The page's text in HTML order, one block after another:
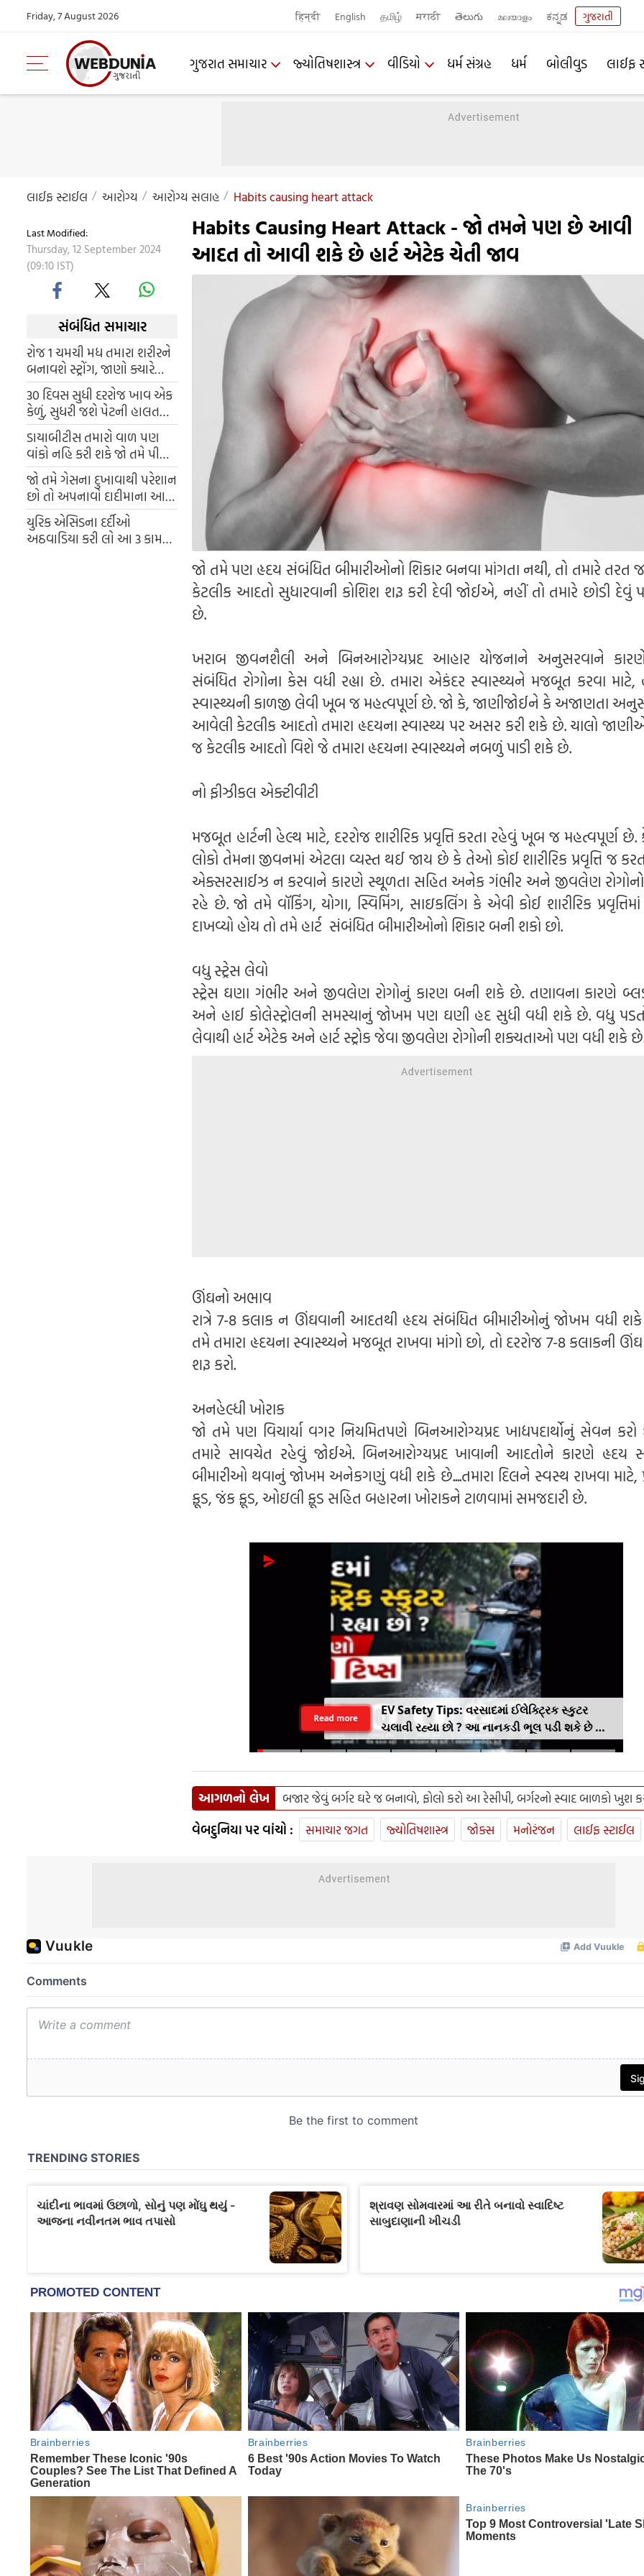
Friday, 7 August 2026 हिन्दी English தமிழ் मराठी తెలుగు മലയാളം ಕನ್ನಡ ગુજરાતી
ગુજરાત સમાચાર જ્યોતિષશાસ્ત્ર વીડિયો ધર્મ સંગ્રહ ધર્મ બોલીવુડ લાઈફ
લાઈફ સ્ટાઈલ આરોગ્ય આરોગ્ય સલાહ Habits causing heart attack
Last Modified:
Thursday, 12 September 2024
(09:10 IST)
સંબંધિત સમાચાર
રોજ 1 ચમચી મધ તમારા શરીરને
બનાવશે સ્ટ્રોંગ, જાણો ક્યારે
અને કેવી રીતે ખાવું?
30 દિવસ સુધી દરરોજ ખાવ એક
કેળું, સુધરી જશે પેટની હાલત
અને અનેક રોગો થશે દૂર
ડાયાબીટીસ તમારો વાળ પણ
વાંકો નહિ કરી શકે જો તમે પીશો
આ કાઢો, કંટ્રોલમાં રહેશે બ્લડ
શુગર લેવલ
જો તમે ગેસના દુખાવાથી પરેશાન
છો તો અપનાવો દાદીમાના આ
ઘરેલું ઉપાય
યુરિક એસિડના દર્દીઓ
અઠવાડિયા કરી લો આ 3 કામ
Habits Causing Heart Attack - જો તમને પણ છે આવી
આદત તો આવી શકે છે હાર્ટ એટેક ચેતી જાવ
જો તમે પણ હૃદય સંબંધિત બીમારીઓનો શિકાર બનવા માંગતા નથી, તો તમારે તરત જ
કેટલીક આદતો સુધારવાની કોશિશ શરૂ કરી દેવી જોઈએ, નહીં તો તમારે છોડી દેવું
છે.
ખરાબ જીવનશૈલી અને બિનઆરોગ્યપ્રદ આહાર યોજનાને અનુસરવાને
સંબંધિત રોગોના કેસ વધી રહ્યા છે. તમારા એકંદર સ્વાસ્થ્યને મજબૂત કરવા માટે,
સ્વાસ્થ્યની કાળજી લેવી ખૂબ જ મહત્વપૂર્ણ છે. જો કે, જાણીજોઈને કે અજાણતા
આવેલી કેટલીક આદતો તમારા હૃદયના સ્વાસ્થ્ય પર અસર કરી શકે છે. ચાલો
જ કેટલીક આદતો વિશે જે તમારા હૃદયના સ્વાસ્થ્યને નબળું પાડી શકે છે.
નો ફીઝીકલ એક્ટીવીટી
મજબૂત હાર્ટની હેલ્થ માટે, દરરોજ શારીરિક પ્રવૃત્તિ કરતા રહેવું ખૂબ જ મહત્વપૂર્ણ છે.
લોકો તેમના જીવનમાં એટલા વ્યસ્ત થઈ જાય છે કે તેઓ કોઈ શારીરિક પ્રવૃત્તિ જ
એક્સરસાઈઝ ન કરવાને કારણે સ્થૂળતા સહિત અનેક ગંભીર અને જીવલેણ
રહે છે. જો તમે વૉકિંગ, યોગા, સ્વિમિંગ, સાઇકલિંગ કે એવી કોઈ શારીરિક
દાખવ્યો હોય તો તમે હાર્ટ સંબંધિત બીમારીઓનો શિકાર બની શકો છો.
વધુ સ્ટ્રેસ લેવો
સ્ટ્રેસ ઘણા ગંભીર અને જીવલેણ રોગોનું કારણ બની શકે છે. તણાવના કારણે
અને હાઈ કોલેસ્ટ્રોલની સમસ્યાનું જોખમ પણ ઘણી હદ સુધી વધી શકે છે. વધુ
લેવાથી હાર્ટ એટેક અને હાર્ટ સ્ટ્રોક જેવા જીવલેણ રોગોની શક્યતાઓ પણ વધી શકે
ઊંઘનો અભાવ
રાત્રે 7-8 કલાક ન ઊંઘવાની આદતથી હૃદય સંબંધિત બીમારીઓનું જોખમ વધી
તમે તમારા હૃદયના સ્વાસ્થ્યને મજબૂત રાખવા માંગો છો, તો દરરોજ 7-8 કલાકની
શરૂ કરો.
અનહેલ્ધી ખોરાક
જો તમે પણ વિચાર્યા વગર નિયમિતપણે બિનઆરોગ્યપ્રદ ખાદ્યપદાર્થોનું સેવન કરો
તમારે સાવચેત રહેવું જોઈએ. બિનઆરોગ્યપ્રદ ખાવાની આદતોને કારણે હૃદય
બીમારીઓ થવાનું જોખમ અનેકગણું વધી શકે છે....તમારા દિલને સ્વસ્થ રાખવા માટે,
ફૂડ, જંક ફૂડ, ઓઇલી ફૂડ સહિત બહારના ખોરાકને ટાળવામાં સમજદારી છે.
EV Safety Tips: વરસાદમાં ઈલેક્ટ્રિક સ્કુટર
ચલાવી રહ્યા છો ? આ નાનકડી ભૂલ પડી શકે છે ભારે
.. જાણો સેફ્ટી ટિપ્સ
Read more
આગળનો લેખ બજાર જેવું બર્ગર ઘરે જ બનાવો, ફોલો કરો આ રેસીપી, બર્ગરનો સ્વાદ બાળકો ખુશ
વેબદુનિયા પર વાંચો : સમાચાર જગત જ્યોતિષશાસ્ત્ર જોક્સ મનોરંજન લાઈફ સ્ટાઈલ